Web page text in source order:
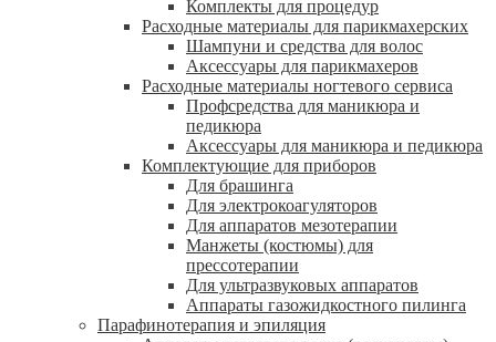
Комплекты для процедур
Расходные материалы для парикмахерских
Шампуни и средства для волос
Аксессуары для парикмахеров
Расходные материалы ногтевого сервиса
Профсредства для маникюра и
педикюра
Аксессуары для маникюра и педикюра
Комплектующие для приборов
Для брашинга
Для электрокоагуляторов
Для аппаратов мезотерапии
Манжеты (костюмы) для
прессотерапии
Для ультразвуковых аппаратов
Аппараты газожидкостного пилинга
Парафинотерапия и эпиляция